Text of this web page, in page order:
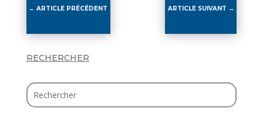
←ARTICLE PRÉCÉDENT ARTICLE SUIVANT →
RECHERCHER